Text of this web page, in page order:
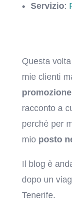
Servizio:
Questa
mie clienti
racconto a
perchè per
mio posto
Il blog è
dopo un
Tenerife.